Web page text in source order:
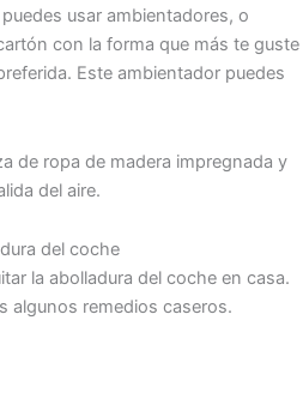
usar ambientadores, o
con la forma que más te guste
Este ambientador puedes
de ropa de madera impregnada y
del aire.
del coche
la abolladura del coche en casa.
algunos remedios caseros.